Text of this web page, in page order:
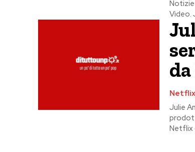
Notizie
Video.
Netflix
Julie
Netflix